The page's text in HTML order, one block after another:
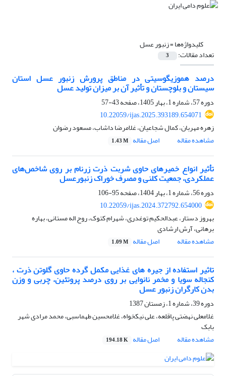
کلیدواژه‌ها =زنبور عسل
تعداد مقالات: 3
درصد هموزیگوسیتی در مناطق پرورش زنبور عسل استان
سیستان و بلوچستان و تأثیر آن بر میزان تولید عسل
دوره 57، شماره 1، بهار 1405، صفحه
43-57
10.22059/ijas.2025.393189.654071
زهره مهربان، کمال شجاعیان، غلامرضا داشاب، مسعود رضوان
مشاهده مقاله
اصل مقاله 1.43 M
تأثیر انواع خمیرهای حاوی شربت ذرت زرنام بر روی شاخص‌های
عملکردی، جمعیت کلنی و مصرف خوراک زنبورعسل
دوره 56، شماره 1، بهار 1404، صفحه
95-106
10.22059/ijas.2024.372792.654000
بهروز دستار، عبدالحکیم توغدری، شهرام کتوک، روح اله مستانی، بهاره
برهانی، آرش ارشادی
مشاهده مقاله
اصل مقاله 1.09 M
تاثیر استفاده از جیره های غذایی مکمل گرده حاوی گلوتن ذرت ،
کنجاله سویا و مخمر نانوایی بر روی درصد پروتئین، چربی و وزن
بدن کارگران زنبور عسل
دوره 39، شماره 1، زمستان 1387
غلامعلی نهضتی پاقلعه، علی نیکخواه، غلامحسین طهماسبی، محمد مرادی شهر
بابک
مشاهده مقاله
اصل مقاله 194.18 K